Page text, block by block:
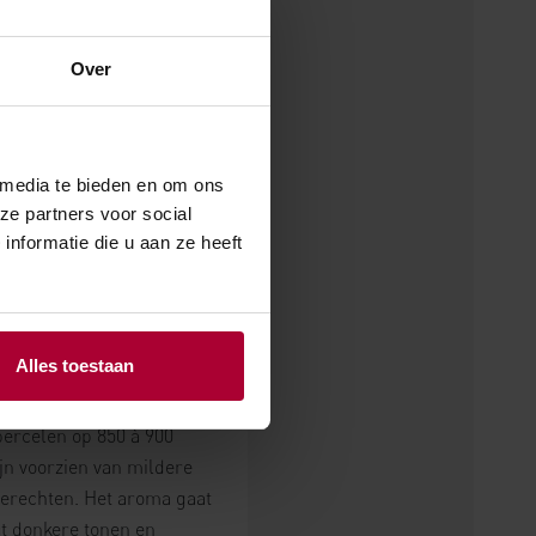
Over
te bieden en om ons
partners voor social
die u aan ze heeft
Alles toestaan
en
vanValencia
blauwe bobal, maar
op 850 à 900
voorzien van mildere
Het aroma gaat
donkere tonen en